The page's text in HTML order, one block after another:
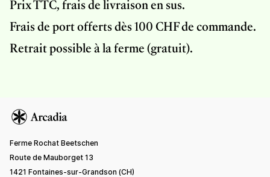
Prix TTC, frais de livraison en sus.
Frais de port offerts dès 100 CHF de commande.
Retrait possible à la ferme (gratuit).
Ferme Rochat Beetschen
Route de Mauborget 13
1421 Fontaines-sur-Grandson (CH)